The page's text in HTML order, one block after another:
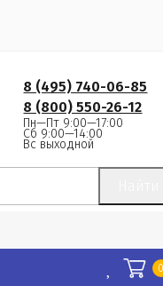
8 (495) 740-06-85
8 (800) 550-26-12
Пн—Пт 9:00—17:00
Сб 9:00—14:00
Вс выходной